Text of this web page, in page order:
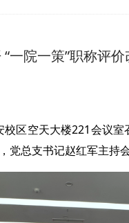
一院一策”职称评